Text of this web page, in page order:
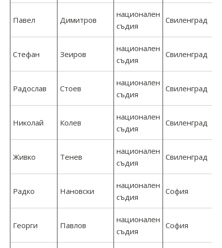
Павел Димитров
национален
съдия
Свиленград
Стефан Зеиров
национален
съдия
Свиленград
Радослав Стоев
национален
съдия
Свиленград
Николай Колев
национален
съдия
Свиленград
Живко Тенев
национален
съдия
Свиленград
Радко Нановски
национален
съдия
София
Георги Павлов
национален
съдия
София